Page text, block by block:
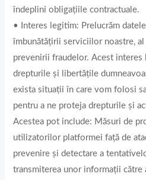
îndeplini obligațiile contractuale.
• Interes legitim: Prelucrăm
îmbunătățirii serviciilor noastre, al
prevenirii fraudelor. Acest
drepturile și libertățile
exista situații în care vom folosi
pentru a ne proteja drepturile și
Acestea pot include: Măsuri de
utilizatorilor platformei față de
prevenire și detectare a
transmiterea unor informații